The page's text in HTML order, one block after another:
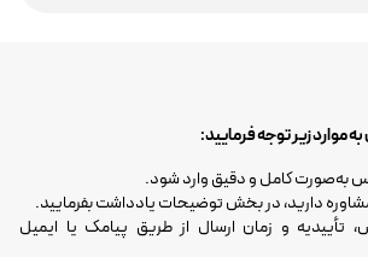
موارد زیر توجه فرمایید:
به‌صورت کامل و دقیق وارد شود.
دارید، در بخش توضیحات یادداشت بفرمایید.
تأییدیه و زمان ارسال از طریق پیامک یا ایمیل